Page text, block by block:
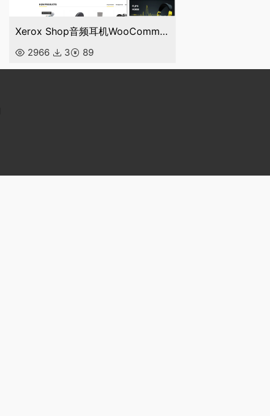
Xerox Shop音频耳机WooCommerce主题
2966 3 89